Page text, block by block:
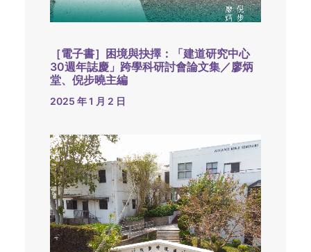
［電子書］困境與抉擇：「建道研究中心
30週年誌慶」跨學科研討會論文集／廖炳
堂、倪步曉主編
2025 年 1 月 2 日